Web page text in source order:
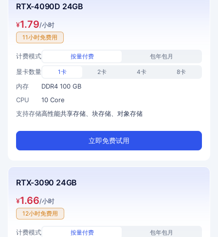
RTX-4090D 24GB
¥1.79/小时
11小时免费用
计费模式 按量付费 包年包月
显卡数量 1卡 2卡 4卡 8卡
内存
DDR4 100 GB
CPU
10 Core
支持存储高性能共享存储、块存储、对象存储
立即免费试用
RTX-3090 24GB
¥1.66/小时
12小时免费用
计费模式 按量付费 包年包月